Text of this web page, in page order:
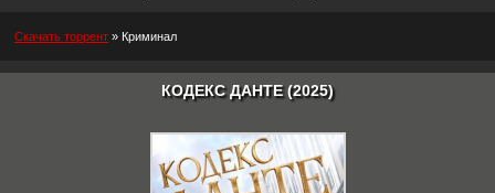
Скачать торрент » Криминал
КОДЕКС ДАНТЕ (2025)